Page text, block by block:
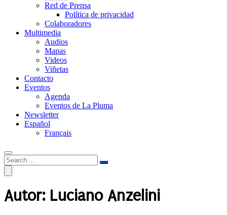
Red de Prensa
Política de privacidad
Colaboradores
Multimedia
Audios
Mapas
Videos
Viñetas
Contacto
Eventos
Agenda
Eventos de La Pluma
Newsletter
Español
Français
Autor: Luciano Anzelini